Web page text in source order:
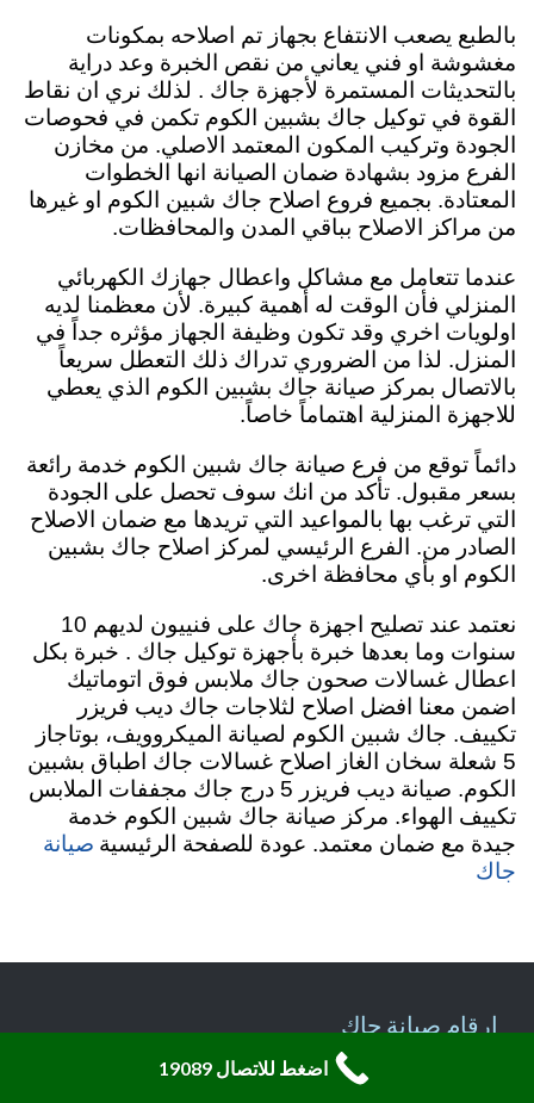
بالطبع يصعب الانتفاع بجهاز تم اصلاحه بمكونات
مغشوشة او فني يعاني من نقص الخبرة وعد دراية
بالتحديثات المستمرة لأجهزة جاك . لذلك نري ان نقاط
القوة في توكيل جاك بشبين الكوم تكمن في فحوصات
الجودة وتركيب المكون المعتمد الاصلي. من مخازن
الفرع مزود بشهادة ضمان الصيانة انها الخطوات
المعتادة. بجميع فروع اصلاح جاك شبين الكوم او غيرها
من مراكز الاصلاح بباقي المدن والمحافظات.
عندما تتعامل مع مشاكل واعطال جهازك الكهربائي
المنزلي فأن الوقت له أهمية كبيرة. لأن معظمنا لديه
اولويات اخري وقد تكون وظيفة الجهاز مؤثره جداً في
المنزل. لذا من الضروري تدراك ذلك التعطل سريعاً
بالاتصال بمركز صيانة جاك بشبين الكوم الذي يعطي
للاجهزة المنزلية اهتماماً خاصاً.
دائماً توقع من فرع صيانة جاك شبين الكوم خدمة رائعة
بسعر مقبول. تأكد من انك سوف تحصل على الجودة
التي ترغب بها بالمواعيد التي تريدها مع ضمان الاصلاح
الصادر من. الفرع الرئيسي لمركز اصلاح جاك بشبين
الكوم او بأي محافظة اخرى.
نعتمد عند تصليح اجهزة جاك على فنييون لديهم 10
سنوات وما بعدها خبرة بأجهزة توكيل جاك . خبرة بكل
اعطال غسالات صحون جاك ملابس فوق اتوماتيك
اضمن معنا افضل اصلاح لثلاجات جاك ديب فريزر
تكييف. جاك شبين الكوم لصيانة الميكروويف، بوتاجاز
5 شعلة سخان الغاز اصلاح غسالات جاك اطباق بشبين
الكوم. صيانة ديب فريزر 5 درج جاك مجففات الملابس
تكييف الهواء. مركز صيانة جاك شبين الكوم خدمة
جيدة مع ضمان معتمد. عودة للصفحة الرئيسية صيانة
جاك
ارقام صيانة جاك
اضغط للاتصال 19089